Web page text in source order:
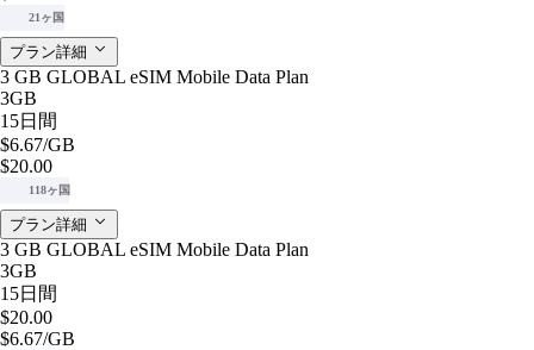
21ヶ国
プラン詳細
3 GB GLOBAL eSIM Mobile Data Plan
3GB
15日間
$6.67/GB
$20.00
118ヶ国
プラン詳細
3 GB GLOBAL eSIM Mobile Data Plan
3GB
15日間
$20.00
$6.67/GB